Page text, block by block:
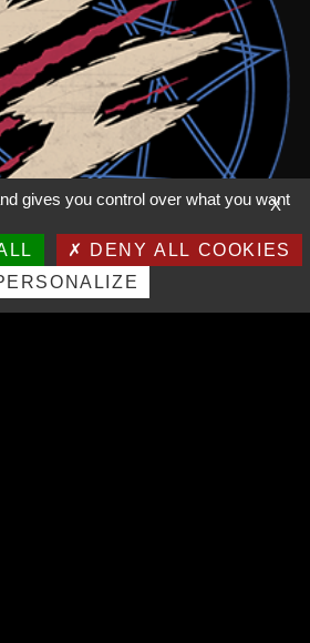
X
gives you control over what you want
DENY ALL COOKIES